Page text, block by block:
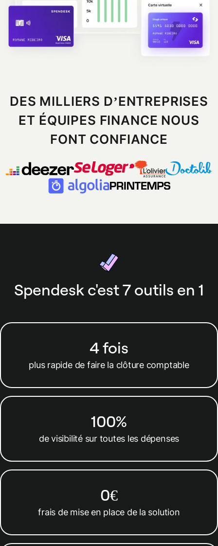
DES MILLIERS D’ENTREPRISES
ET ÉQUIPES FINANCE NOUS
FONT CONFIANCE
Spendesk c'est 7 outils en 1
4 fois
plus rapide de faire la clôture comptable
100%
de visibilité sur toutes les dépenses
0€
frais de mise en place de la solution